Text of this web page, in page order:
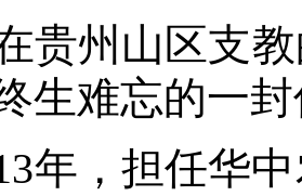
州山区支教
生难忘的一
，担任华中